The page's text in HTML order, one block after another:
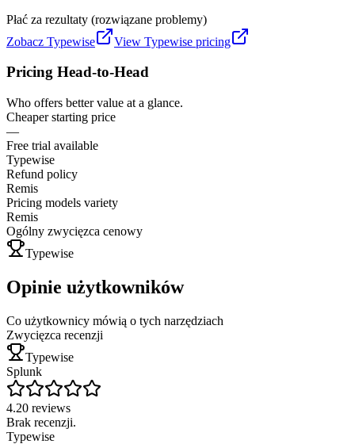
Płać za rezultaty (rozwiązane problemy)
Zobacz Typewise View Typewise pricing
Pricing Head-to-Head
Who offers better value at a glance.
Cheaper starting price
—
Free trial available
Typewise
Refund policy
Remis
Pricing models variety
Remis
Ogólny zwycięzca cenowy
Typewise
Opinie użytkowników
Co użytkownicy mówią o tych narzędziach
Zwycięzca recenzji
Typewise
Splunk
4.20 reviews
Brak recenzji.
Typewise